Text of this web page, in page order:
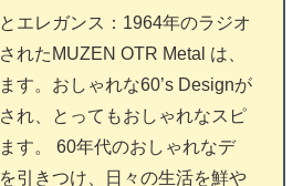
エレガンス：1964年のラジオ
れたMUZEN OTR Metal は、
す。おしゃれな60’s Designが
れ、とってもおしゃれなスピ
す。 60年代のおしゃれなデ
引きつけ、日々の生活を鮮や